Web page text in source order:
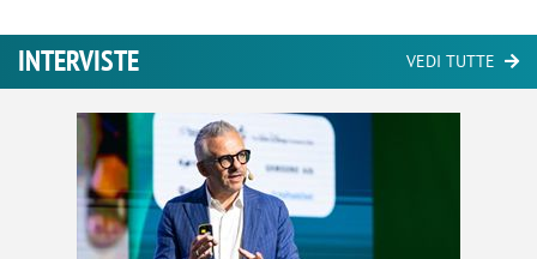
INTERVISTE VEDI TUTTE